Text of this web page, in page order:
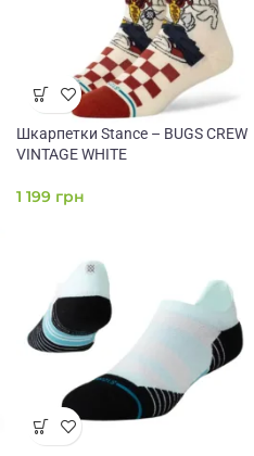
Шкарпетки Stance – BUGS CREW
VINTAGE WHITE
1 199 грн